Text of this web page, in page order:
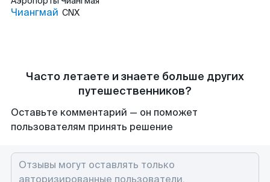
Чиангмай CNX
Часто летаете и знаете больше других
путешественников?
Оставьте комментарий — он поможет
пользователям принять решение